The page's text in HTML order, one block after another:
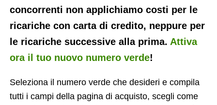
concorrenti non applichiamo costi per le
ricariche con carta di credito, neppure per
le ricariche successive alla prima. Attiva
ora il tuo nuovo numero verde!
Seleziona il numero verde che desideri e compila
tutti i campi della pagina di acquisto, scegli come